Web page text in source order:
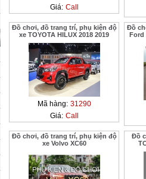
Giá: Call
Đồ chơi, đồ trang trí, phụ kiện độ
xe TOYOTA HILUX 2018 2019
Mã hàng: 31290
Giá: Call
Đồ
Ford
Đồ chơi, đồ trang trí, phụ kiện độ
xe Volvo XC60
Đồ